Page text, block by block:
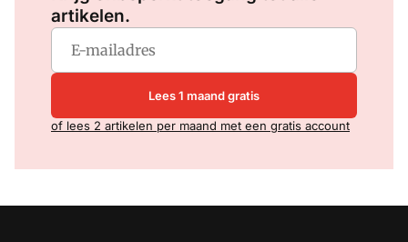
artikelen.
Lees 1 maand gratis
of lees 2 artikelen per maand met een gratis account